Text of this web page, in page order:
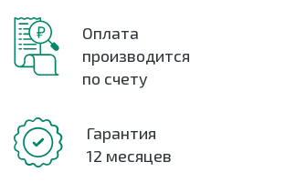
Оплата
производится
по счету
Гарантия
12 месяцев